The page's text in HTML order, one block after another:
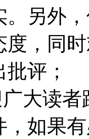
。另外
度，同
评；
大读
，如果